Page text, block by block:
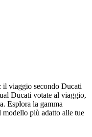
viaggio secondo Ducati
Ducati votate al viaggio,
Esplora la gamma
più adatto alle tue